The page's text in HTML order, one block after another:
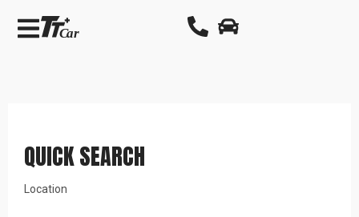
QUICK SEARCH
Location